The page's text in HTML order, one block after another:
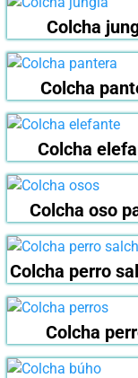
Colcha
Colcha
Colcha
Colcha oso
Colcha perro
Colcha